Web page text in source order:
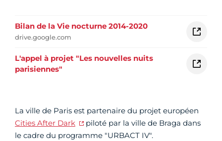
Bilan de la Vie nocturne 2014-2020
drive.google.com
L'appel à projet "Les nouvelles nuits
parisiennes"
La ville de Paris est partenaire du projet européen
Cities After Dark
piloté par la ville de Braga dans
le cadre du programme "URBACT IV".